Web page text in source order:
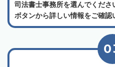
司法書士事務所を選んでくだ
ボタンから詳しい情報をご確認